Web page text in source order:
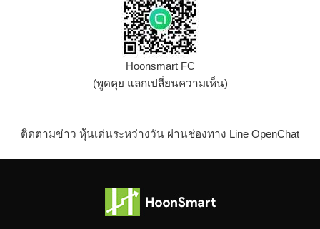
Hoonsmart FC
(พูดคุย แลกเปลี่ยนความเห็น)
ติดตามข่าว หุ้นเด่นระหว่างวัน ผ่านช่องทาง Line OpenChat